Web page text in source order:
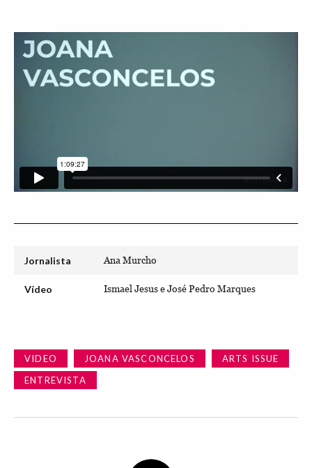
Jornalista Ana Murcho
Vídeo Ismael Jesus e José Pedro Marques
VIDEO JOANA VASCONCELOS
ARTS ISSUE
ENTREVISTA